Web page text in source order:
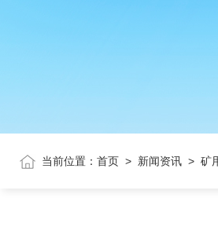
当前位置： 首页 > 新闻资讯 > 矿